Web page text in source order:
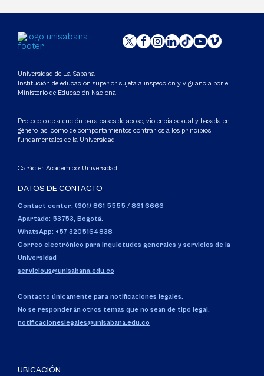
Universidad de La Sabana
Institución de educación superior sujeta a inspección y vigilancia por el
Ministerio de Educación Nacional
Protocolo de atención para casos de acoso, violencia sexual y basada en
género, así como de comportamientos contrarios a los principios
fundamentales de la Universidad
Carácter Académico: Universidad
DATOS DE CONTACTO
Contact center: (601) 861 5555 / 861 6666
Apartado: 53753, Bogotá.
WhatsApp: +57 3205164838
Correo electrónico para inquietudes generales y servicios de la
Universidad
servicious@unisabana.edu.co
Contacto únicamente para notificaciones legales.
No se responderán otros temas que no sean de tipo legal.
notificacioneslegales@unisabana.edu.co
UBICACIÓN